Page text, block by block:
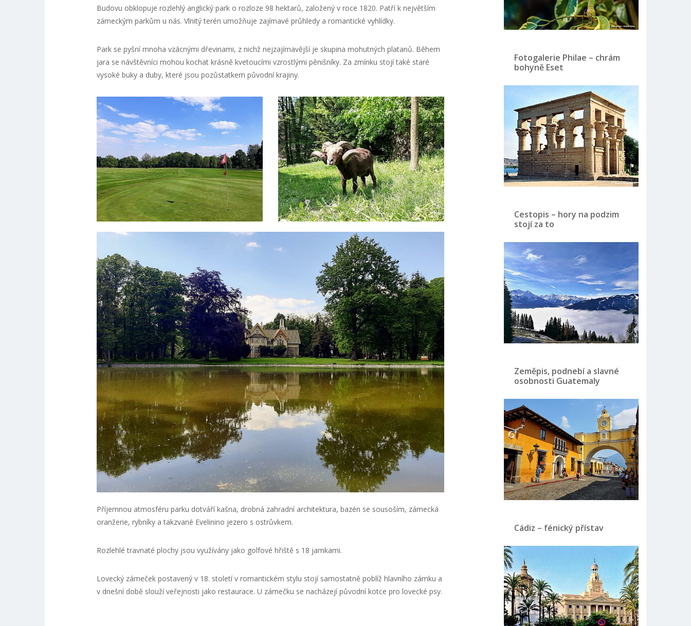
Budovu obklopuje rozlehlý anglický park o rozloze 98 hektarů, založený v roce 1820. Patří k největším
zámeckým parkům u nás. Vlnitý terén umožňuje zajímavé průhledy a romantické vyhlídky.
Park se pyšní mnoha vzácnými dřevinami, z nichž nejzajímavější je skupina mohutných platanů. Během
jara se návštěvníci mohou kochat krásně kvetoucími vzrostlými pěnišníky. Za zmínku stojí také staré
vysoké buky a duby, které jsou pozůstatkem původní krajiny.
Příjemnou atmosféru parku dotváří kašna, drobná zahradní architektura, bazén se sousoším, zámecká
oranžerie, rybníky a takzvané Evelinino jezero s ostrůvkem.
Rozlehlé travnaté plochy jsou využívány jako golfové hřiště s 18 jamkami.
Lovecký zámeček postavený v 18. století v romantickém stylu stojí samostatně poblíž hlavního zámku a
v dnešní době slouží veřejnosti jako restaurace. U zámečku se nacházejí původní kotce pro lovecké psy.
Fotogalerie Philae – chrám
bohyně Eset
Cestopis – hory na podzim
stojí za to
Zeměpis, podnebí a slavné
osobnosti Guatemaly
Cádiz – fénický přístav